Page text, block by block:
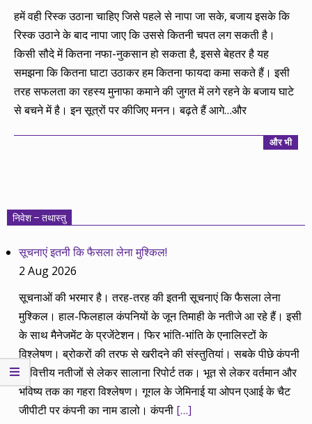
10-
03
हमें वही रिस्क उठाना चाहिए जिसे पहले से नापा जा सके, बजाय इसके कि
रिस्क उठाने के बाद नापा जाए कि उससे कितनी चपत लग सकती है।
किसी सौदे में कितना नफा-नुकसान हो सकता है, इससे बेहतर है यह
समझना कि कितना घाटा उठाकर हम कितना फायदा कमा सकते हैं। इसी
तरह सफलता का रहस्य मुनाफा कमाने की जुगत में लगे रहने के बजाय घाटे
से बचने में है। इन सूत्रों पर कीजिए मनन। बढ़ते हैं आगे…और
और भी
निवेश – तथास्तु
सूचनाएं इतनी कि फैसला लेना मुश्किल!
2 Aug 2026
सूचनाओं की भरमार है। तरह-तरह की इतनी सूचनाएं कि फैसला लेना
मुश्किल। हाल-फिलहाल कंपनियों के जून तिमाही के नतीजे आ रहे हैं। इसी
के साथ मैनेजमेंट के प्रजेंटेशन। फिर भांति-भांति के एनालिस्टों के
विश्लेषण। ब्रोकरों की तरफ से खरीदने की संस्तुतियां। सबके पीछे कंपनी
के वित्तीय नतीजों से लेकर सालाना रिपोर्ट तक। भूत से लेकर वर्तमान और
भविष्य तक का गहरा विश्लेषण। गूगल के जेमिनाई या ओपन एआई के चैट
जीपीटी पर कंपनी का नाम डालो। कंपनी […]